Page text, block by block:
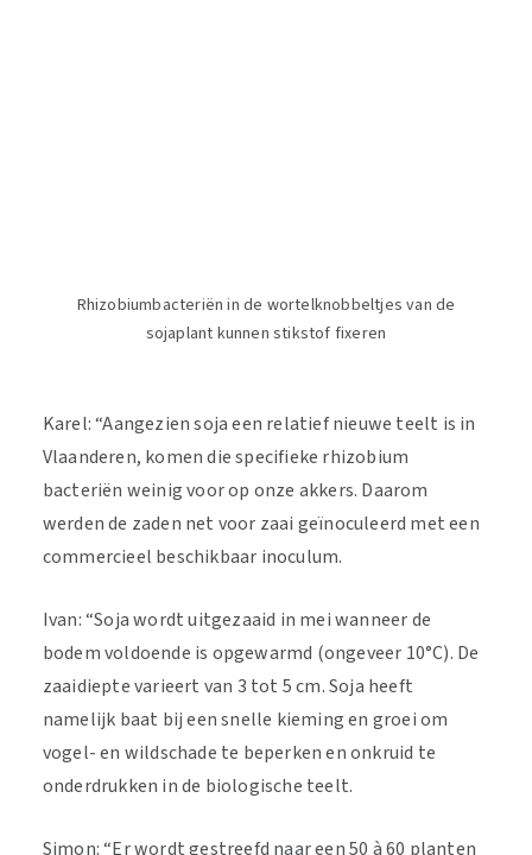
Rhizobiumbacteriën in de wortelknobbeltjes van de
sojaplant kunnen stikstof fixeren
Karel: “Aangezien soja een relatief nieuwe teelt is in
Vlaanderen, komen die specifieke rhizobium
bacteriën weinig voor op onze akkers. Daarom
werden de zaden net voor zaai geïnoculeerd met een
commercieel beschikbaar inoculum.
Ivan: “Soja wordt uitgezaaid in mei wanneer de
bodem voldoende is opgewarmd (ongeveer 10°C). De
zaaidiepte varieert van 3 tot 5 cm. Soja heeft
namelijk baat bij een snelle kieming en groei om
vogel- en wildschade te beperken en onkruid te
onderdrukken in de biologische teelt.
Simon: “Er wordt gestreefd naar een 50 à 60 planten